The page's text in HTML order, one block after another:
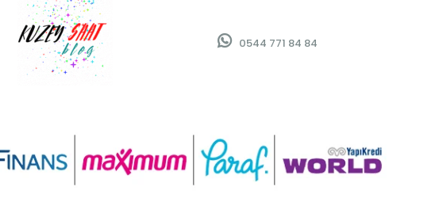
0544 771 84 84